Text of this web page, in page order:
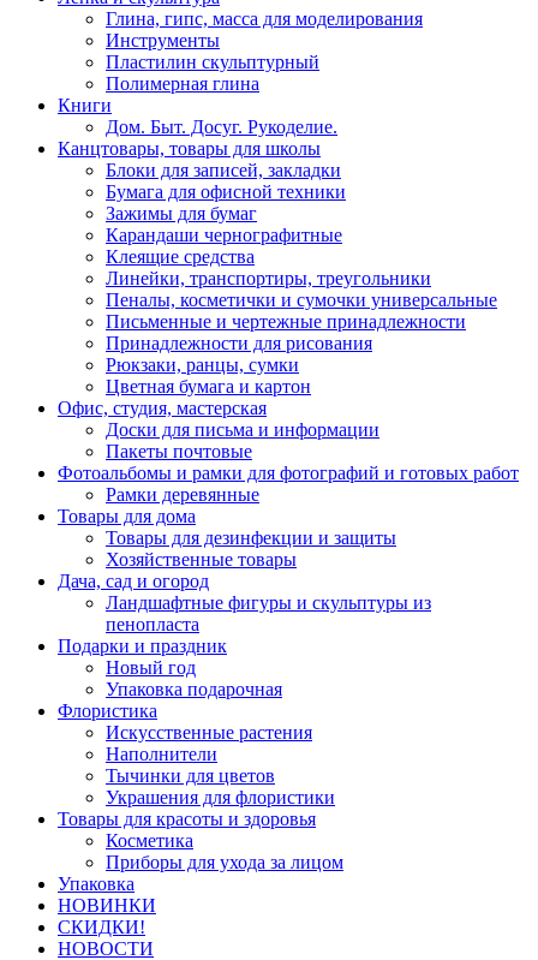
Глина, гипс, масса для моделирования
Инструменты
Пластилин скульптурный
Полимерная глина
Книги
Дом. Быт. Досуг. Рукоделие.
Канцтовары, товары для школы
Блоки для записей, закладки
Бумага для офисной техники
Зажимы для бумаг
Карандаши чернографитные
Клеящие средства
Линейки, транспортиры, треугольники
Пеналы, косметички и сумочки универсальные
Письменные и чертежные принадлежности
Принадлежности для рисования
Рюкзаки, ранцы, сумки
Цветная бумага и картон
Офис, студия, мастерская
Доски для письма и информации
Пакеты почтовые
Фотоальбомы и рамки для фотографий и готовых работ
Рамки деревянные
Товары для дома
Товары для дезинфекции и защиты
Хозяйственные товары
Дача, сад и огород
Ландшафтные фигуры и скульптуры из
пенопласта
Подарки и праздник
Новый год
Упаковка подарочная
Флористика
Искусственные растения
Наполнители
Тычинки для цветов
Украшения для флористики
Товары для красоты и здоровья
Косметика
Приборы для ухода за лицом
Упаковка
НОВИНКИ
СКИДКИ!
НОВОСТИ